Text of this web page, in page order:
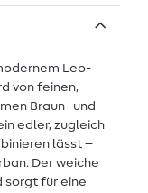
Leo-
von feinen,
Braun- und
edler, zugleich
lässt –
Der weiche
sorgt für eine